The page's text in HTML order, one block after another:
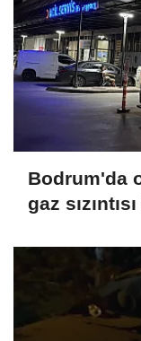
Bodrum'da
gaz